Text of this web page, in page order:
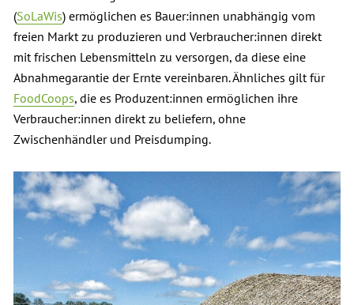
(SoLaWis) ermöglichen es Bauer:innen unabhängig vom
freien Markt zu produzieren und Verbraucher:innen direkt
mit frischen Lebensmitteln zu versorgen, da diese eine
Abnahmegarantie der Ernte vereinbaren. Ähnliches gilt für
FoodCoops, die es Produzent:innen ermöglichen ihre
Verbraucher:innen direkt zu beliefern, ohne
Zwischenhändler und Preisdumping.